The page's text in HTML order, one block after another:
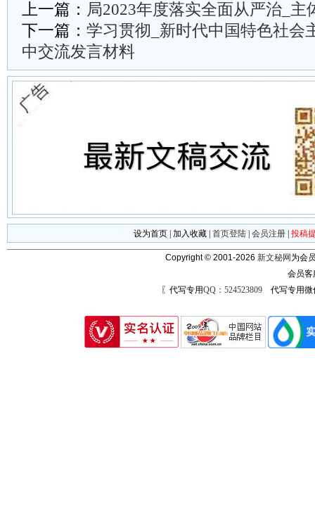
上一篇： 局2023年度落实全面从严治_主
下一篇： 学习贯彻_新时代中国特色社会
中交流发言材料
设为首页 加入收藏 首页登陆 会员注册 投稿
Copyright © 2001-2026 新文秘网 为会
会员
〖代写专用QQ：524523809代写专用微